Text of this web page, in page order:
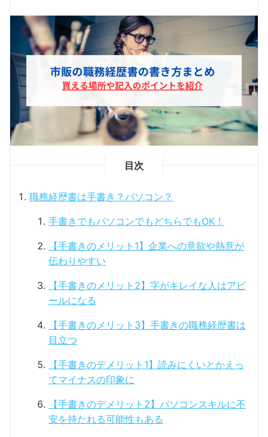
目次
職務経歴書は手書き？パソコン？
手書きでもパソコンでもどちらでもOK！
【手書きのメリット1】企業への意欲や熱意が
伝わりやすい
【手書きのメリット2】字がキレイな人はアピ
ールになる
【手書きのメリット3】手書きの職務経歴書は
目立つ
【手書きのデメリット1】読みにくいとかえっ
てマイナスの印象に
【手書きのデメリット2】パソコンスキルに不
安を持たれる可能性もある